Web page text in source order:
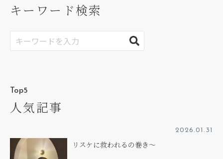
キーワード検索
Top5
人気記事
2026.01.31
リスケに救われるの巻き～